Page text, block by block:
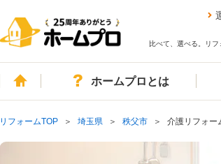
比べて、選べる。リフ
ホームホームプロとは
リフォームTOP 埼玉県 秩父市 介護リフォー